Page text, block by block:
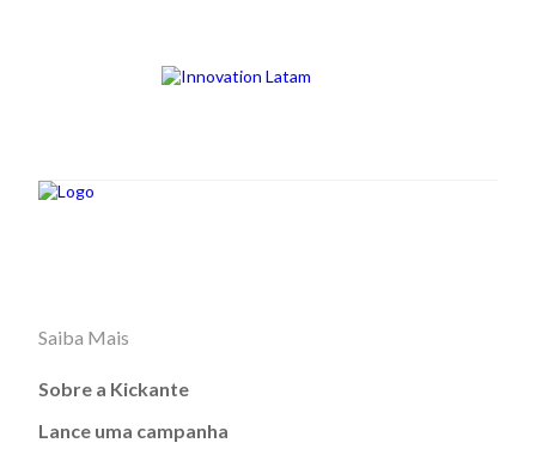
Saiba Mais
Sobre a Kickante
Lance uma campanha